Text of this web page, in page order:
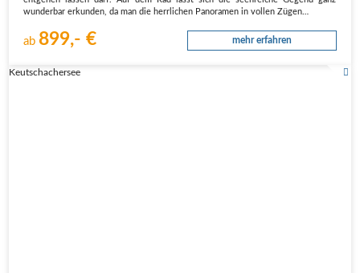
wunderbar erkunden, da man die herrlichen Panoramen in vollen Zügen…
ab 899,- € mehr erfahren
Keutschachersee